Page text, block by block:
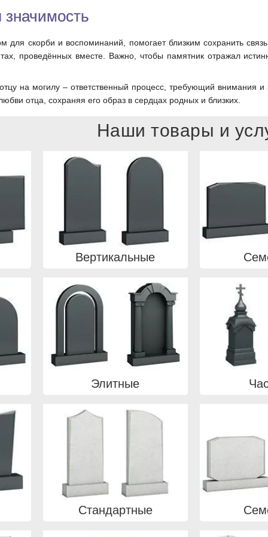
для скорби и воспоминаний, помогает близким сохранить
проведённых вместе. Важно, чтобы памятник отражал
на могилу – ответственный процесс, требующий внимания
отца, сохраняя его образ в сердцах родных и близких.
Наши товары и
Вертикальные
Элитные
Стандартные